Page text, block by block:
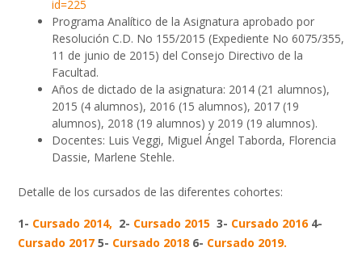
id=225
Programa Analítico de la Asignatura aprobado por
Resolución C.D. No 155/2015 (Expediente No 6075/355,
11 de junio de 2015) del Consejo Directivo de la
Facultad.
Años de dictado de la asignatura: 2014 (21 alumnos),
2015 (4 alumnos), 2016 (15 alumnos), 2017 (19
alumnos), 2018 (19 alumnos) y 2019 (19 alumnos).
Docentes: Luis Veggi, Miguel Ángel Taborda, Florencia
Dassie, Marlene Stehle.
Detalle de los cursados de las diferentes cohortes:
1- Cursado 2014, 2- Cursado 2015 3- Cursado 20164-
Cursado 2017 5- Cursado 2018 6- Cursado 2019.